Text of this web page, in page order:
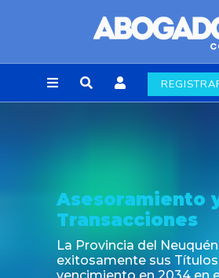
Asesoramiento
Transacciones
La Provincia del
exitosamente sus Títulos
vencimiento en 2034 en